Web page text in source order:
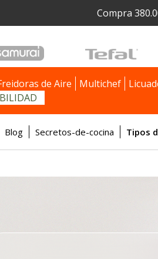
Compra
de Aire Multichef
Blog Secretos-de-cocina Tipos